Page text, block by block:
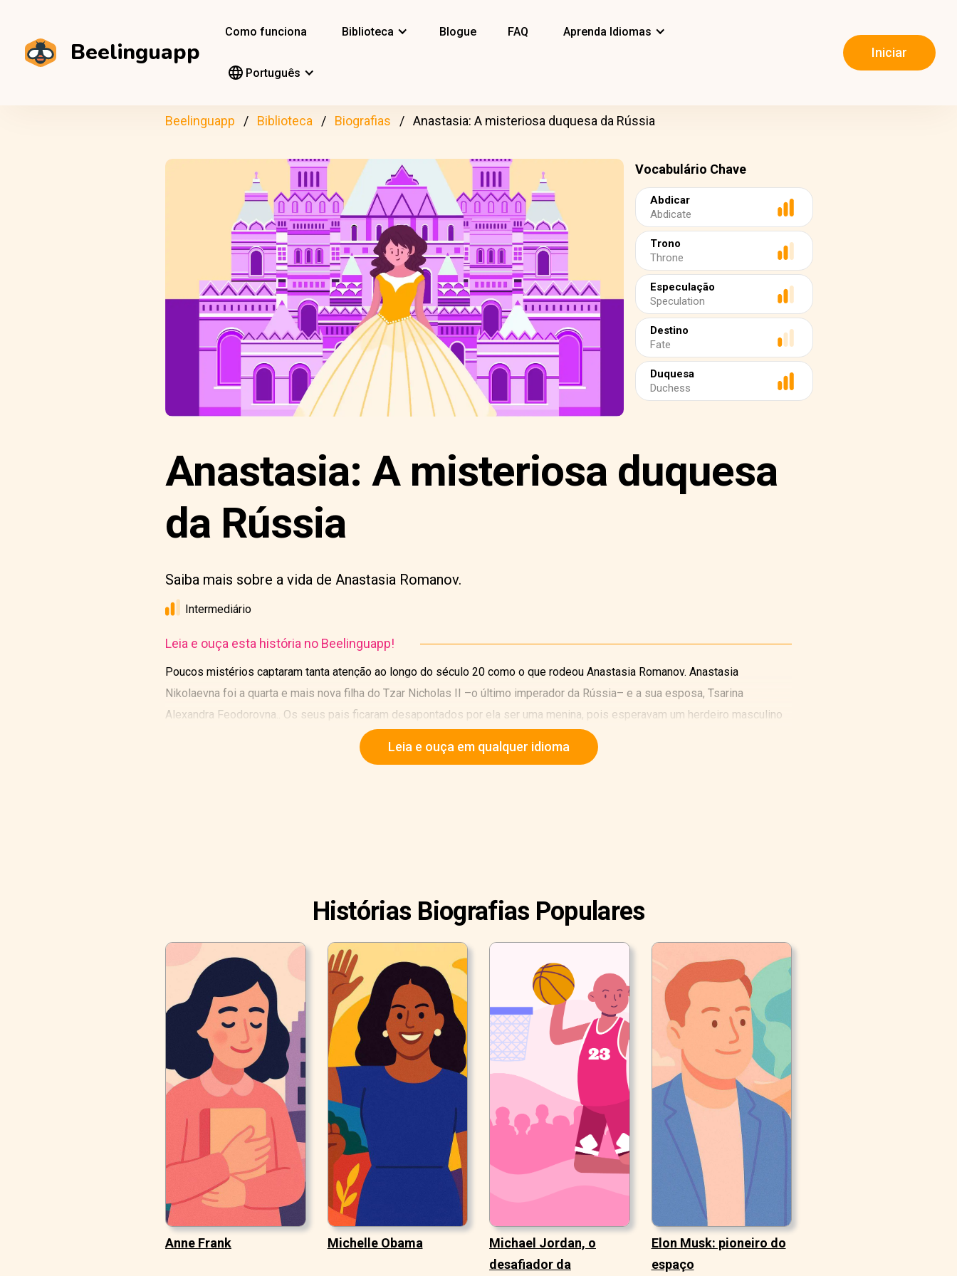
Beelinguapp
Como funciona Biblioteca Blogue FAQ Aprenda Idiomas
Português
Iniciar
Beelinguapp Biblioteca Biografias Anastasia: A misteriosa duquesa da Rússia
Vocabulário Chave
Abdicar
Abdicate
Trono
Throne
Especulação
Speculation
Destino
Fate
Duquesa
Duchess
Anastasia: A misteriosa duquesa
da Rússia
Saiba mais sobre a vida de Anastasia Romanov.
Intermediário
Leia e ouça esta história no Beelinguapp!
Poucos mistérios captaram tanta atenção ao longo do século 20 como o que rodeou Anastasia Romanov. Anastasia
Nikolaevna foi a quarta e mais nova filha do Tzar Nicholas II –o último imperador da Rússia– e a sua esposa, Tsarina
Alexandra Feodorovna.. Os seus pais ficaram desapontados por ela ser uma menina, pois esperavam um herdeiro masculino
Leia e ouça em qualquer idioma
Histórias Biografias Populares
Anne Frank Michelle Obama
Michael Jordan, o
desafiador da
Elon Musk: pioneiro do
espaço